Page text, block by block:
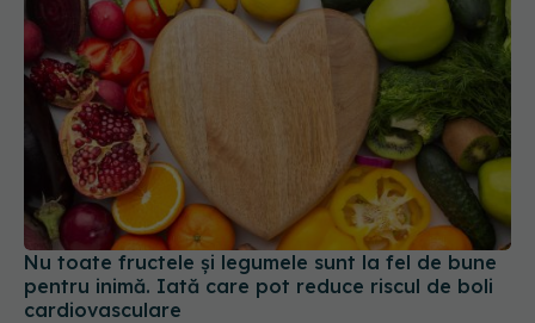
Nu toate fructele și legumele sunt la fel de bune
pentru inimă. Iată care pot reduce riscul de boli
cardiovasculare